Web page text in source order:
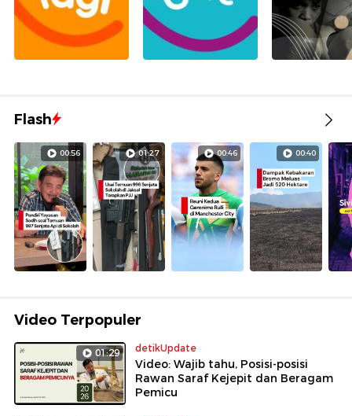
Flash
00:56 01:27 00:46 00:40
Video Terpopuler
01:29 detikUpdate
Video: Wajib tahu, Posisi-posisi
Rawan Saraf Kejepit dan Beragam
Pemicu